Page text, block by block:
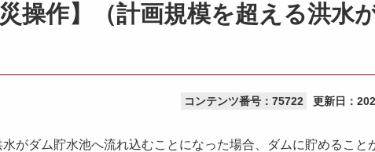
操作】（計画規模を超える洪水
コンテンツ番号：75722 更新日：
がダム貯水池へ流れ込むことになった場合、ダムに貯めること